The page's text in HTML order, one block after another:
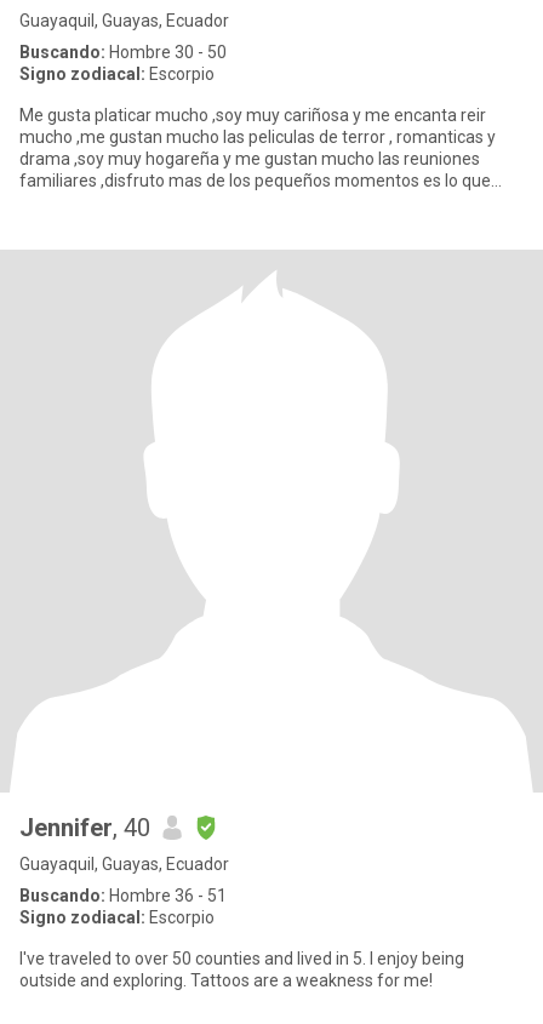
Guayaquil, Guayas, Ecuador
Buscando: Hombre 30 - 50
Signo zodiacal: Escorpio
Me gusta platicar mucho ,soy muy cariñosa y me encanta reir
mucho ,me gustan mucho las peliculas de terror , romanticas y
drama ,soy muy hogareña y me gustan mucho las reuniones
familiares ,disfruto mas de los pequeños momentos es lo que
Jennifer, 40
Guayaquil, Guayas, Ecuador
Buscando: Hombre 36 - 51
Signo zodiacal: Escorpio
I've traveled to over 50 counties and lived in 5. I enjoy being
outside and exploring. Tattoos are a weakness for me!